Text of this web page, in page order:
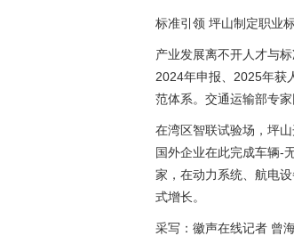
标准引领 坪山制定职业
产业发展离不开人才与
2024年申报、2025年获
范体系。交通运输部专
在湾区智联试验场，坪
国外企业在此完成车辆-
家，在动力系统、航电
式增长。
采写：徽声在线记者 曾